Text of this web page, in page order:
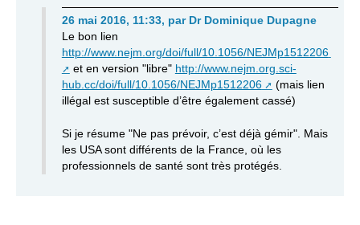
26 mai 2016, 11:33, par Dr Dominique Dupagne
Le bon lien
http://www.nejm.org/doi/full/10.1056/NEJMp1512206
et en version "libre" http://www.nejm.org.sci-
hub.cc/doi/full/10.1056/NEJMp1512206
(mais lien
illégal est susceptible d’être également cassé)
Si je résume "Ne pas prévoir, c’est déjà gémir". Mais
les USA sont différents de la France, où les
professionnels de santé sont très protégés.